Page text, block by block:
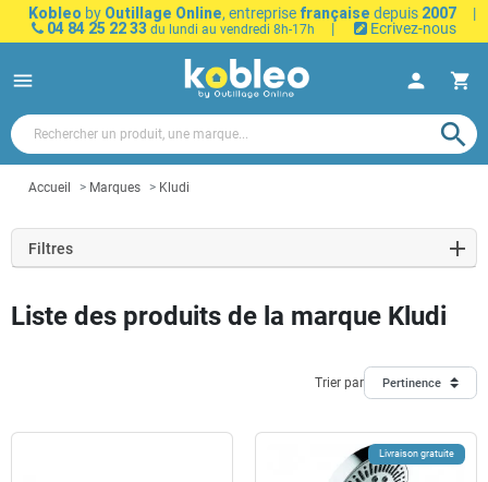
Kobleo by Outillage Online, entreprise française depuis 2007
|
04 84 25 22 33 du lundi au vendredi 8h-17h | Ecrivez-nous
menu person shopping_cart
search
Accueil Marques Kludi
Filtres
Liste des produits de la marque Kludi
Trier par Pertinence
Livraison gratuite